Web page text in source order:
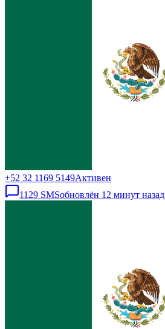
+52 32 1169 5149Активен
1129 SMSобновлён 12 минут назад